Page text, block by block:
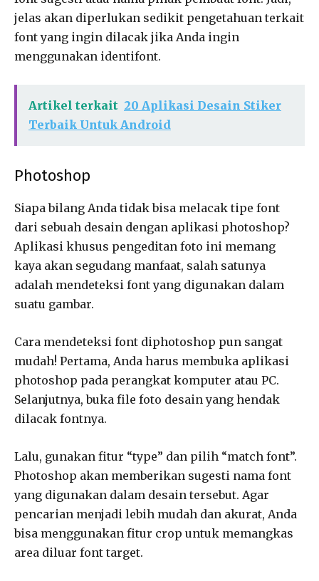
jelas akan diperlukan sedikit pengetahuan terkait
font yang ingin dilacak jika Anda ingin
menggunakan identifont.
Artikel terkait 20 Aplikasi Desain Stiker
Terbaik Untuk Android
Photoshop
Siapa bilang Anda tidak bisa melacak tipe font
dari sebuah desain dengan aplikasi photoshop?
Aplikasi khusus pengeditan foto ini memang
kaya akan segudang manfaat, salah satunya
adalah mendeteksi font yang digunakan dalam
suatu gambar.
Cara mendeteksi font diphotoshop pun sangat
mudah! Pertama, Anda harus membuka aplikasi
photoshop pada perangkat komputer atau PC.
Selanjutnya, buka file foto desain yang hendak
dilacak fontnya.
Lalu, gunakan fitur “type” dan pilih “match font”.
Photoshop akan memberikan sugesti nama font
yang digunakan dalam desain tersebut. Agar
pencarian menjadi lebih mudah dan akurat, Anda
bisa menggunakan fitur crop untuk memangkas
area diluar font target.